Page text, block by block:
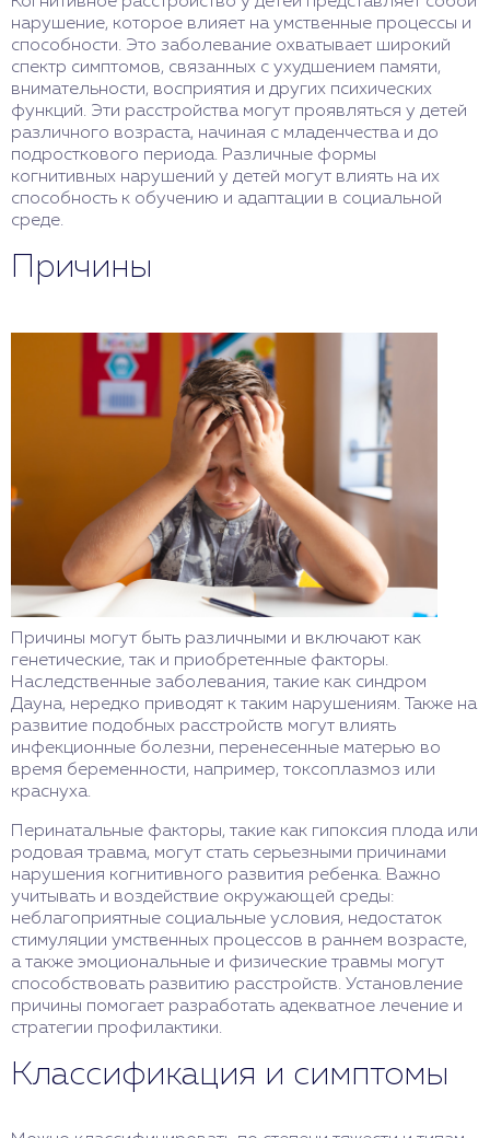
нарушение, которое влияет на умственные процессы и
способности. Это заболевание охватывает широкий
спектр симптомов, связанных с ухудшением памяти,
внимательности, восприятия и других психических
функций. Эти расстройства могут проявляться у детей
различного возраста, начиная с младенчества и до
подросткового периода. Различные формы
когнитивных нарушений у детей могут влиять на их
способность к обучению и адаптации в социальной
среде.
Причины
Причины могут быть различными и включают как
генетические, так и приобретенные факторы.
Наследственные заболевания, такие как синдром
Дауна, нередко приводят к таким нарушениям. Также на
развитие подобных расстройств могут влиять
инфекционные болезни, перенесенные матерью во
время беременности, например, токсоплазмоз или
краснуха.
Перинатальные факторы, такие как гипоксия плода или
родовая травма, могут стать серьезными причинами
нарушения когнитивного развития ребенка. Важно
учитывать и воздействие окружающей среды:
неблагоприятные социальные условия, недостаток
стимуляции умственных процессов в раннем возрасте,
а также эмоциональные и физические травмы могут
способствовать развитию расстройств. Установление
причины помогает разработать адекватное лечение и
стратегии профилактики.
Классификация и симптомы